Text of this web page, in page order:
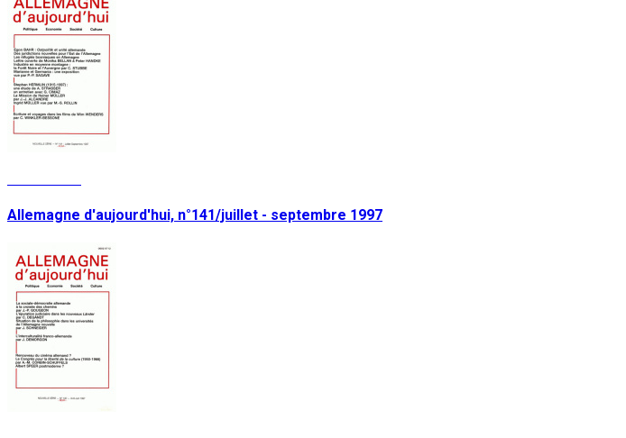
Allemagne d'aujourd'hui, n°141/juillet - septembre 1997